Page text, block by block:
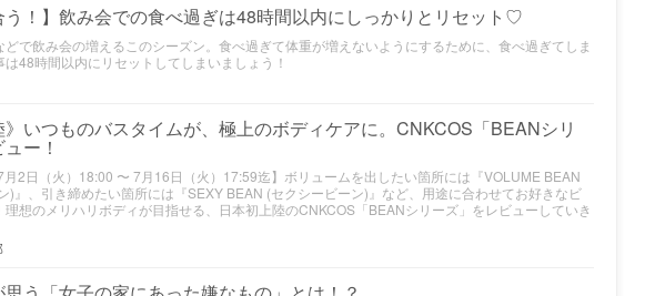
う！】飲み会での食べ過ぎは48時間以内にしっかりとリセット♡
で飲み会の増えるこのシーズン。食べ過ぎて体重が増えないようにするために、食べ過ぎてしま
は48時間以内にリセットしてしまいましょう！
》いつものバスタイムが、極上のボディケアに。CNKCOS「BEANシリ
ー！
月2日（火）18:00 〜 7月16日（火）17:59迄】ボリュームを出したい箇所には『VOLUME BEAN
)』、引き締めたい箇所には『SEXY BEAN (セクシービーン)』など、用途に合わせてお好きなビ
理想のメリハリボディが目指せる、日本初上陸のCNKCOS「BEANシリーズ」をレビューしていき